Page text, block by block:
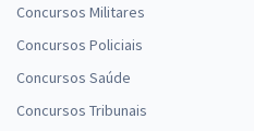
Concursos Militares
Concursos Policiais
Concursos Saúde
Concursos Tribunais